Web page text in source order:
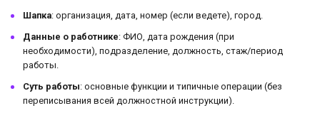
Шапка: организация, дата, номер (если ведете), город.
Данные о работнике: ФИО, дата рождения (при
необходимости), подразделение, должность, стаж/период
работы.
Суть работы: основные функции и типичные операции (без
переписывания всей должностной инструкции).